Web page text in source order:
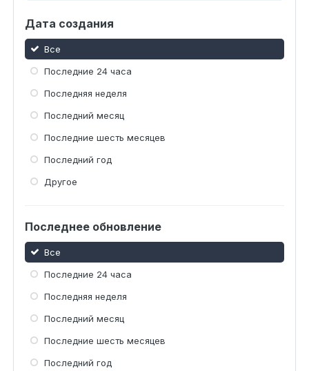
Дата создания
Все
Последние 24 часа
Последняя неделя
Последний месяц
Последние шесть месяцев
Последний год
Другое
Последнее обновление
Все
Последние 24 часа
Последняя неделя
Последний месяц
Последние шесть месяцев
Последний год